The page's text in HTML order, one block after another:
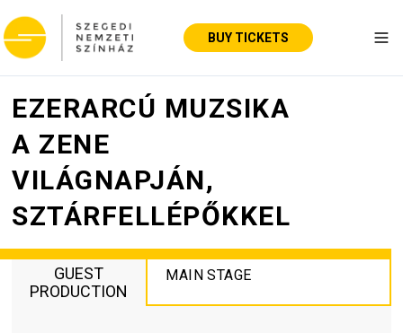
BUY TICKETS
EZERARCÚ MUZSIKA
A ZENE
VILÁGNAPJÁN,
SZTÁRFELLÉPŐKKEL
GUEST
PRODUCTION
MAIN STAGE